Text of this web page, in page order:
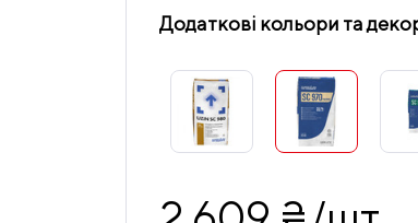
Додаткові кольори та